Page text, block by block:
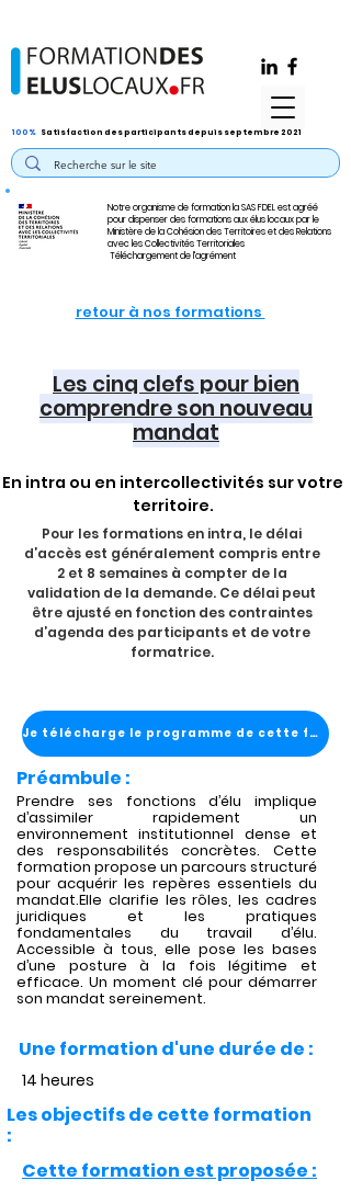
Notre organisme de formation la SAS FDEL est agréé
pour dispenser des formations aux élus locaux par le
Ministère de la Cohésion des Territoires et des Relations
avec les Collectivités Territoriales
Téléchargement de l'agrément
100% Satisfaction des participants depuis septembre 2021
retour à nos formations
Les cinq clefs pour bien
comprendre son nouveau
mandat
En intra ou en intercollectivités sur votre
territoire.
Pour les formations en intra, le délai
d’accès est généralement compris entre
2 et 8 semaines à compter de la
validation de la demande. Ce délai peut
être ajusté en fonction des contraintes
d’agenda des participants et de votre
formatrice.
Je télécharge le programme de cette formation
Préambule :
Prendre ses fonctions d’élu implique
d’assimiler rapidement un
environnement institutionnel dense et
des responsabilités concrètes. Cette
formation propose un parcours structuré
pour acquérir les repères essentiels du
mandat.Elle clarifie les rôles, les cadres
juridiques et les pratiques
fondamentales du travail d’élu.
Accessible à tous, elle pose les bases
d’une posture à la fois légitime et
efficace. Un moment clé pour démarrer
son mandat sereinement.
Une formation d'une durée de :
14 heures
Les objectifs de cette formation
:
Cette formation est proposée :